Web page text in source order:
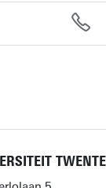
TWENTE